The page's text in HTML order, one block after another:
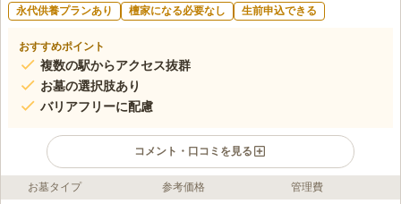
永代供養プランあり 檀家になる必要なし 生前申込できる
おすすめポイント
複数の駅からアクセス抜群
お墓の選択肢あり
バリアフリーに配慮
コメント・口コミを見る
ライフドット編集部のコメント
お墓タイプ 参考価格 管理費